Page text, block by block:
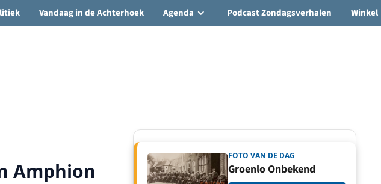
12° / 21°Vandaag in de Achterhoek Agenda Podcast Zondagsverhalen Winkel
Amphion
FOTO VAN DE DAG
Groenlo Onbekend